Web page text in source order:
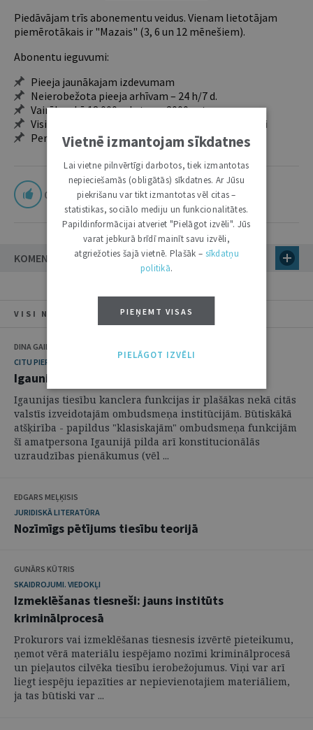
Piedāvājam trīs abonementu veidus. Vienam lietotājam
piemērotākais ir "Mazais" (3, 6 un 12 mēnešiem).
Abonentu ieguvumi:
Pieeja jaunākajam izdevumam
Neierobežota pieeja arhīvam – 24 h/7 d.
Vairāk nekā 18 000 rakstu un 2000 autoru
Visi tematiskie numuri un ikgadējie grāmatžurnāli
Personalizētās iespējas – piezīmes, citāti, mapes
0
KOMENTĀRI
VISI NUMURA RAKSTI
DINA GAILĪTE, ALLARS JEKSS
CITU PIEREDZE
Igaunijā ombudsmenis ir. Vai Latvijā arī vajag
Igaunijas tiesību kanclera funkcijas ir plašākas nekā citās
valstīs izveidotajām ombudsmeņa institūcijām. Būtiskākā
atšķirība - papildus "klasiskajām" ombudsmeņa funkcijām
šī amatpersona Igaunijā pilda arī konstitucionālās
uzraudzības pienākumus (vēl ...
EDGARS MEĻĶISIS
JURIDISKĀ LITERATŪRA
Nozīmīgs pētījums tiesību teorijā
GUNĀRS KŪTRIS
SKAIDROJUMI. VIEDOKĻI
Izmeklēšanas tiesneši: jauns institūts
kriminālprocesā
Prokurors vai izmeklēšanas tiesnesis izvērtē pieteikumu,
ņemot vērā materiālu iespējamo nozīmi kriminālprocesā
un pieļautos cilvēka tiesību ierobežojumus. Viņi var arī
liegt iespēju iepazīties ar nepievienotajiem materiāliem,
ja tas būtiski var ...
Vietnē izmantojam sīkdatnes
Lai vietne pilnvērtīgi darbotos, tiek izmantotas
nepieciešamās (obligātās) sīkdatnes. Ar Jūsu
piekrišanu var tikt izmantotas vēl citas –
statistikas, sociālo mediju un funkcionalitātes.
Papildinformācijai atveriet "Pielāgot izvēli". Jūs
varat jebkurā brīdī mainīt savu izvēli,
atgriežoties šajā vietnē. Plašāk – sīkdatņu
politikā.
PIEŅEMT VISAS
PIELĀGOT IZVĒLI